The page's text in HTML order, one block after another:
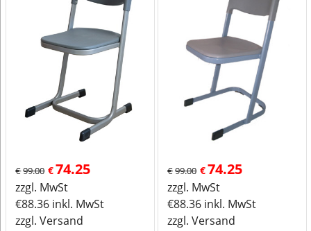
€99.00 €74.25
zzgl. MwSt
€88.36 inkl. MwSt
zzgl. Versand
€99.00 €74.25
zzgl. MwSt
€88.36 inkl. MwSt
zzgl. Versand